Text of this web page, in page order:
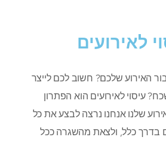
לאירועים
האירוע שלכם? חשוב לכם לייצר
עיסוי לאירועים הוא הפתרון
שלנו אנחנו נרצה לבצע את כל
בדרך כלל, ולצאת מהשגרה ככל